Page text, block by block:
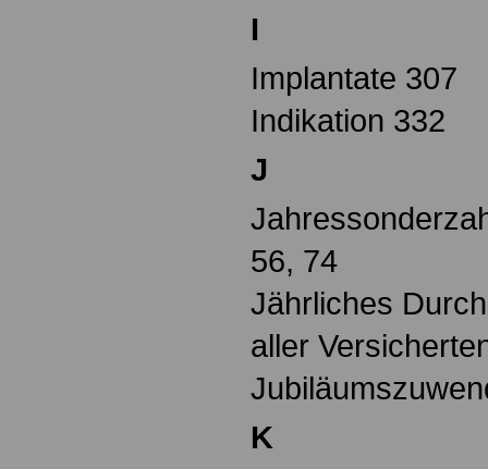
I
Implantate 307
Indikation 332
J
56, 74
Jährliches
aller
K